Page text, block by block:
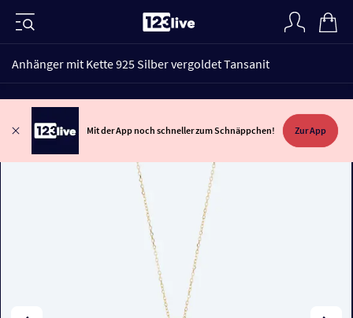
Anhänger mit Kette 925 Silber vergoldet Tansanit
Mit der App noch schneller zum Schnäppchen! Zur App